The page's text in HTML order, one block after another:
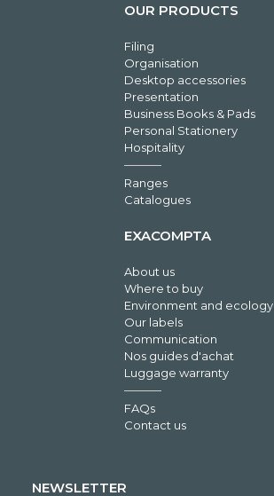
OUR PRODUCTS
Filing
Organisation
Desktop accessories
Presentation
Business Books & Pads
Personal Stationery
Hospitality
Ranges
Catalogues
EXACOMPTA
About us
Where to buy
Environment and ecology
Our labels
Communication
Nos guides d'achat
Luggage warranty
FAQs
Contact us
NEWSLETTER